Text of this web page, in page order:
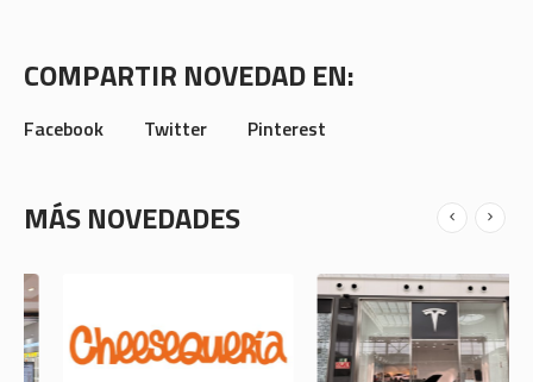
COMPARTIR NOVEDAD EN:
Facebook Twitter Pinterest
MÁS NOVEDADES